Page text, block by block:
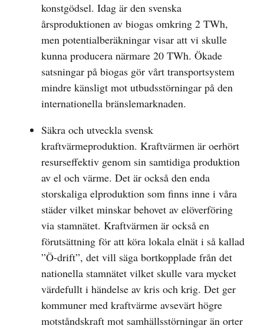
konstgödsel. Idag är den svenska
årsproduktionen av biogas omkring 2 TWh,
men potentialberäkningar visar att vi skulle
kunna producera närmare 20 TWh. Ökade
satsningar på biogas gör vårt transportsystem
mindre känsligt mot utbudsstörningar på den
internationella bränslemarknaden.
Säkra och utveckla svensk
kraftvärmeproduktion. Kraftvärmen är oerhört
resurseffektiv genom sin samtidiga produktion
av el och värme. Det är också den enda
storskaliga elproduktion som finns inne i våra
städer vilket minskar behovet av elöverföring
via stamnätet. Kraftvärmen är också en
förutsättning för att köra lokala elnät i så kallad
”Ö-drift”, det vill säga bortkopplade från det
nationella stamnätet vilket skulle vara mycket
värdefullt i händelse av kris och krig. Det ger
kommuner med kraftvärme avsevärt högre
motståndskraft mot samhällsstörningar än orter